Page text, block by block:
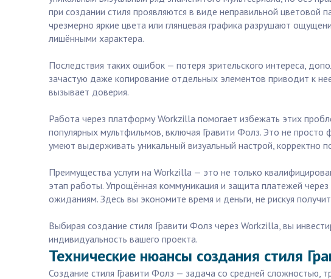
при создании стиля проявляются в виде неправильной цветовой
чрезмерно яркие цвета или глянцевая графика разрушают
лишёнными характера.
Последствия таких ошибок — потеря зрительского интереса,
зачастую даже копирование отдельных элементов приводит к
вызывает доверия.
Работа через платформу Workzilla помогает избежать этих
популярных мультфильмов, включая Гравити Фолз. Это не
умеют выдерживать уникальный визуальный настрой, корректно
Преимущества услуги на Workzilla — это не только
этап работы. Упрощённая коммуникация и защита платежей
ожиданиям. Здесь вы экономите время и деньги, не рискуя
Выбирая создание стиля Гравити Фолз через Workzilla, вы
индивидуальность вашего проекта.
Технические нюансы создания стиля
Создание стиля Гравити Фолз — задача со средней сложностью,